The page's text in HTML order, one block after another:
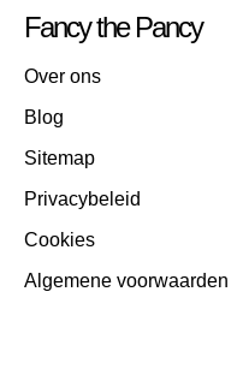
Fancy the Pancy
Over ons
Blog
Sitemap
Privacybeleid
Cookies
Algemene voorwaarden